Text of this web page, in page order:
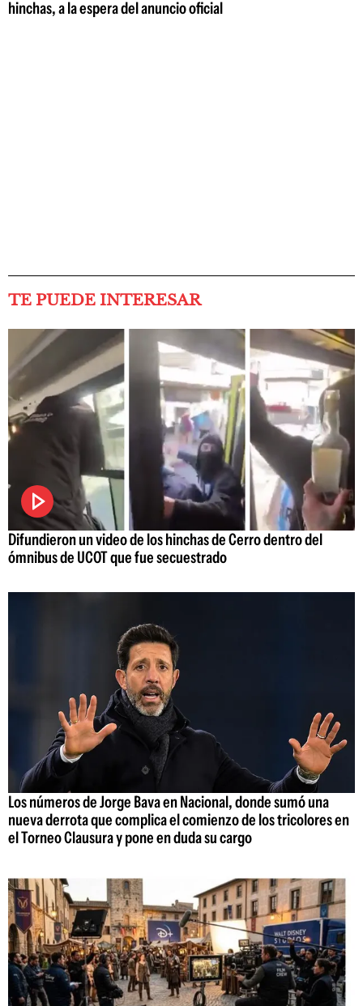
hinchas, a la espera del anuncio oficial
TE PUEDE INTERESAR
Difundieron un video de los hinchas de Cerro dentro del
ómnibus de UCOT que fue secuestrado
Los números de Jorge Bava en Nacional, donde sumó una
nueva derrota que complica el comienzo de los tricolores en
el Torneo Clausura y pone en duda su cargo